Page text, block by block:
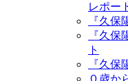
レポー
『久保
『久
ト
『久保
０歳か